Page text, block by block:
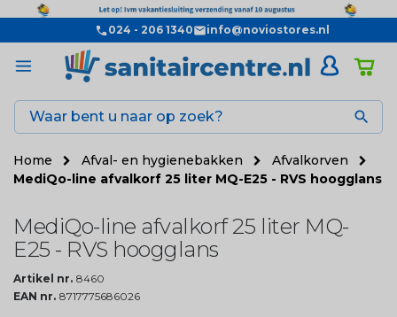
024 - 206 1340 info@noviostores.nl

Home Afval- en hygienebakken
Afvalkorven
MediQo-line afvalkorf 25 liter MQ-E25 - RVS hoogglans
MediQo-line afvalkorf 25 liter MQ-
E25 - RVS hoogglans
Artikel nr. 8460
EAN nr. 8717775686026